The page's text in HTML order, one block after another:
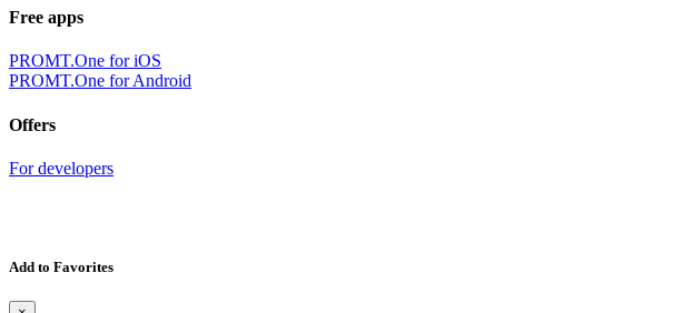
Free apps
PROMT.One for iOS
PROMT.One for Android
Offers
For developers
Add to Favorites